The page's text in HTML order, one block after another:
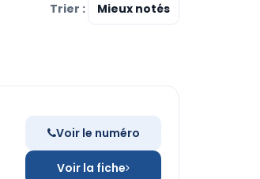
Trier :
Voir le numéro
Voir la fiche